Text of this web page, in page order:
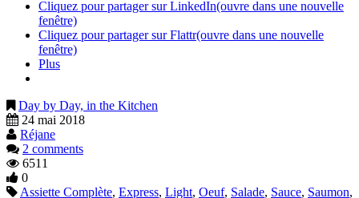
Cliquez pour partager sur LinkedIn(ouvre dans une nouvelle
fenêtre)
Cliquez pour partager sur Flattr(ouvre dans une nouvelle
fenêtre)
Plus
Day by Day, in the Kitchen
24 mai 2018
Réjane
2 comments
6511
0
Assiette Complète, Express, Light, Oeuf, Salade, Sauce, Saumon,